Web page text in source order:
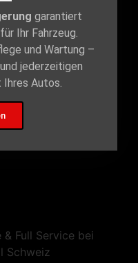
garantiert
Ihr Fahrzeug.
und Wartung –
jederzeitigen
Autos.